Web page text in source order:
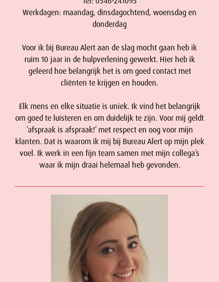
Werkdagen: maandag, dinsdagochtend, woensdag en
donderdag
Voor ik bij Bureau Alert aan de slag mocht gaan heb ik
ruim 10 jaar in de hulpverlening gewerkt. Hier heb ik
geleerd hoe belangrijk het is om goed contact met
cliënten te krijgen en houden.
Elk mens en elke situatie is uniek. Ik vind het belangrijk
om goed te luisteren en om duidelijk te zijn. Voor mij geldt
‘afspraak is afspraak!’ met respect en oog voor mijn
klanten. Dat is waarom ik mij bij Bureau Alert op mijn plek
voel. Ik werk in een fijn team samen met mijn collega’s
waar ik mijn draai helemaal heb gevonden.